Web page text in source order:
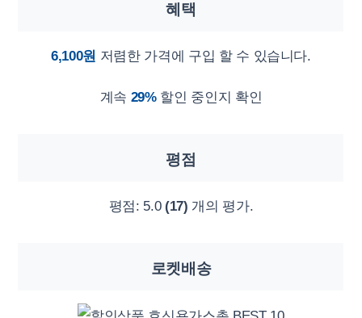
혜택
6,100원 저렴한 가격에 구입 할 수 있습니다.
계속 29%할인 중인지 확인
평점
평점: 5.0 (17) 개의 평가.
로켓배송